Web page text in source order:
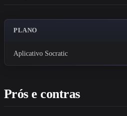
PLANO
Aplicativo Socratic
Prós e contras